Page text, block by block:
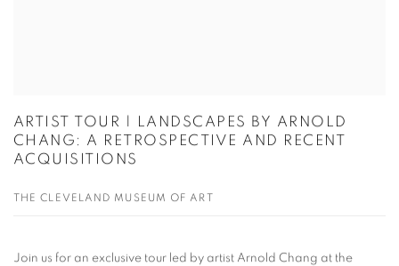
ARTIST TOUR | LANDSCAPES BY ARNOLD
CHANG: A RETROSPECTIVE AND RECENT
ACQUISITIONS
THE CLEVELAND MUSEUM OF ART
Join us for an exclusive tour led by artist Arnold Chang at the